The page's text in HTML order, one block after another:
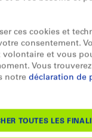
ces cookies et
consentement.
et vous
Vous
notredéclaration de
TOUTES LES